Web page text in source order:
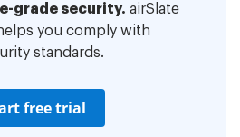
grade security. airSlate
you comply with
standards.
free trial